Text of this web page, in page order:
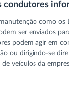
condutores
como os
ser enviados
podem agir em
ou dirigindo-se
veículos da